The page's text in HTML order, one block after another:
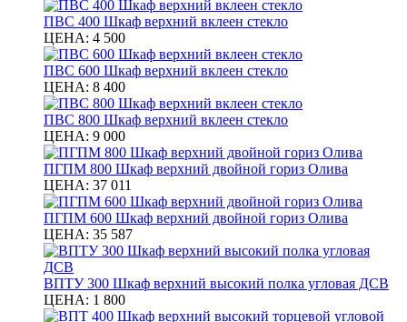
ПВС 400 Шкаф верхний вклеен стекло
ЦЕНА: 4 500
ПВС 600 Шкаф верхний вклеен стекло
ЦЕНА: 8 400
ПВС 800 Шкаф верхний вклеен стекло
ЦЕНА: 9 000
ПГПМ 800 Шкаф верхний двойной гориз Олива
ЦЕНА: 37 011
ПГПМ 600 Шкаф верхний двойной гориз Олива
ЦЕНА: 35 587
ВПТУ 300 Шкаф верхний высокий полка угловая ДСВ
ЦЕНА: 1 800